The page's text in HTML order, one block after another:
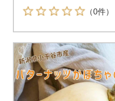
（0件）